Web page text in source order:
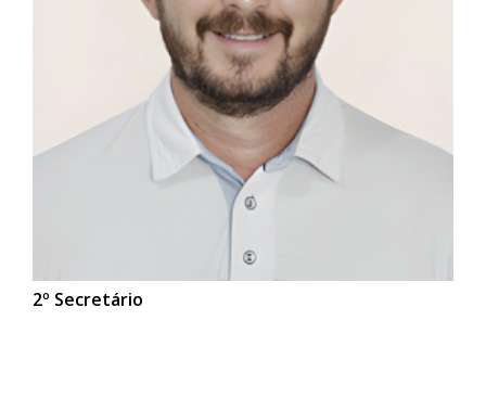
2º Secretário